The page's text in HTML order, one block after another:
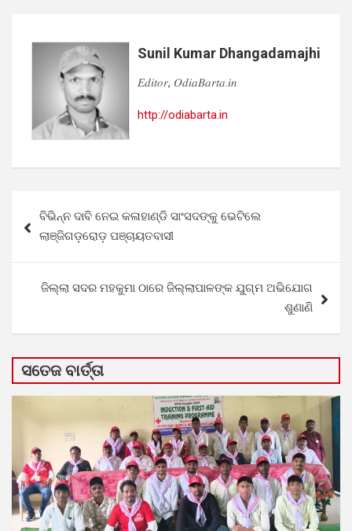
Sunil Kumar Dhangadamajhi
𝐸𝑑𝑖𝑡𝑜𝑟, 𝑂𝑑𝑖𝑎𝐵𝑎𝑟𝑡𝑎.𝑖𝑛
http://odiabarta.in
navigation
ବିଭିନ୍ନ ଦାବି ନେଇ କଳାହାଣ୍ଡି ସାଂସଦଙ୍କୁ ଭେଟିଲେ
ଲାଞ୍ଜିଗଡ଼ରୋଡ଼ ପଞ୍ଚାୟତବାସୀ
ଜିଲ୍ଲା ସଦର ମହକୁମା ଠାରେ ଜିଲ୍ଲାପାଳଙ୍କ ଯୁଗ୍ମ ଅଭିଯୋଗ
ଶୁଣାଣି
ସତେଜ ବାର୍ତ୍ତା